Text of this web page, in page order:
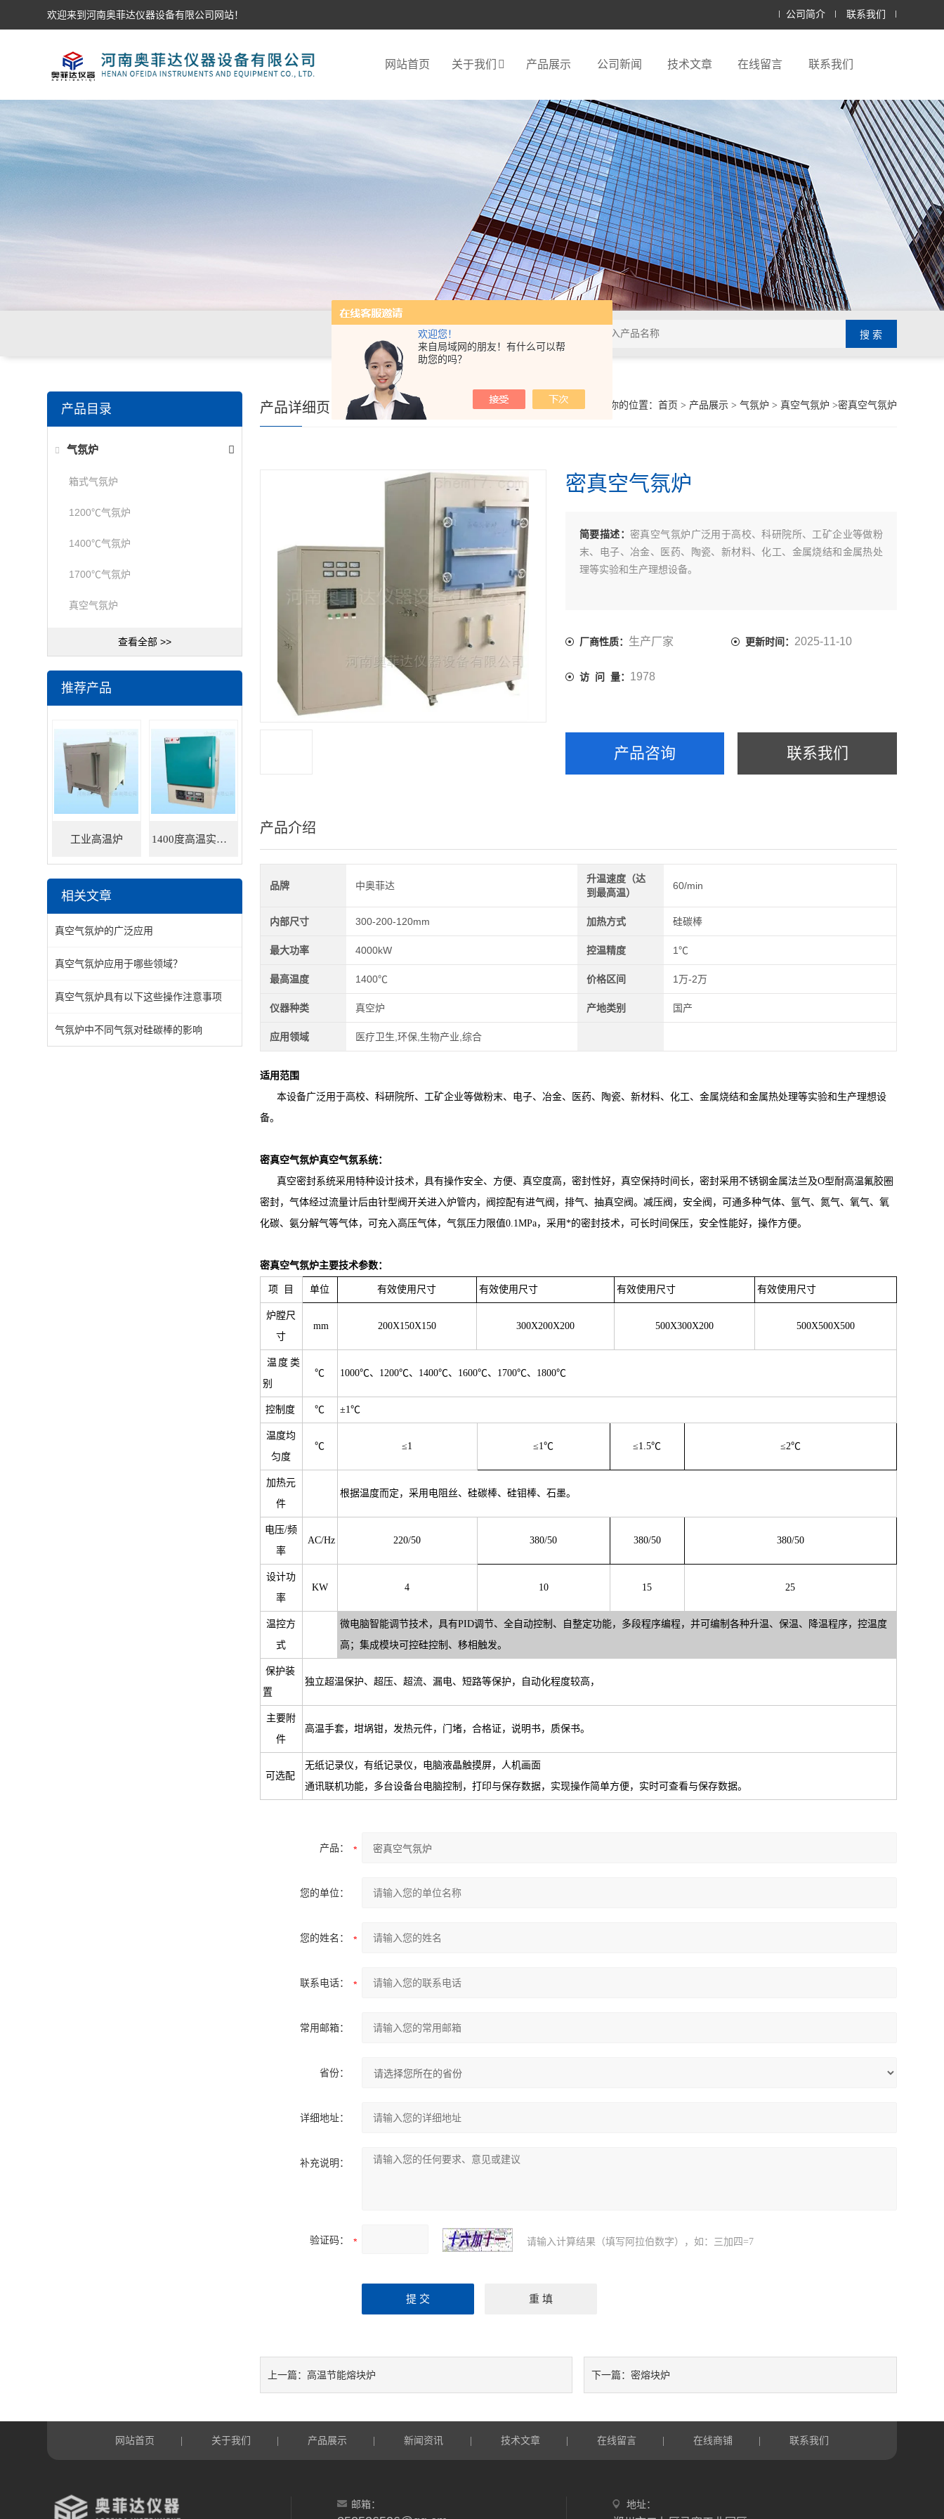
欢迎您！
来自局域网的朋友！有什么可以帮
助您的吗？
欢迎来到河南奥菲达仪器设备有限公司网站！ 公司简介 联系我们
网站首页 关于我们 产品展示 公司新闻 技术文章 在线留言 联系我们
你的位置： 首页 > 产品展示> 气氛炉 > 真空气氛炉 >密真空气氛炉
产品详细页
密真空气氛炉
简要描述： 密真空气氛炉广泛用于高校、科研院所、工矿企业等做粉
末、电子、冶金、医药、陶瓷、新材料、化工、金属烧结和金属热处
理等实验和生产理想设备。
厂商性质： 生产厂家 更新时间： 2025-11-10
访 问 量： 1978
产品咨询 联系我们
产品介绍
品牌 中奥菲达
升温速度（达
到最高温）
60/min
内部尺寸 300-200-120mm 加热方式 硅碳棒
最大功率 4000kW 控温精度 1℃
最高温度 1400℃ 价格区间 1万-2万
仪器种类 真空炉 产地类别 国产
应用领域 医疗卫生,环保,生物产业,综合
适用范围
本设备广泛用于高校、科研院所、工矿企业等做粉末、电子、冶金、医药、陶瓷、新材料、化工、金属烧结和金属热处理等实验和生产理想设
备。
密真空气氛炉真空气氛系统：
真空密封系统采用特种设计技术，具有操作安全、方便、真空度高，密封性好，真空保持时间长，密封采用不锈钢金属法兰及O型耐高温氟胶圈
密封，气体经过流量计后由针型阀开关进入炉管内，阀控配有进气阀，排气、抽真空阀。减压阀，安全阀，可通多种气体、氩气、氮气、氧气、氧
化碳、氨分解气等气体，可充入高压气体，气氛压力限值0.1MPa，采用*的密封技术，可长时间保压，安全性能好，操作方便。
密真空气氛炉主要技术参数：
项 目 单位 有效使用尺寸 有效使用尺寸 有效使用尺寸 有效使用尺寸
炉膛尺
寸
mm 200X150X150 300X200X200 500X300X200 500X500X500
温度类
别
℃ 1000℃、1200℃、1400℃、1600℃、1700℃、1800℃
控制度 ℃ ±1℃
温度均
匀度
℃ ≤1 ≤1℃ ≤1.5℃ ≤2℃
加热元
件
根据温度而定，采用电阻丝、硅碳棒、硅钼棒、石墨。
电压/频
率
AC/Hz 220/50 380/50 380/50 380/50
设计功
率
KW 4 10 15 25
温控方
式
微电脑智能调节技术，具有PID调节、全自动控制、自整定功能，多段程序编程，并可编制各种升温、保温、降温程序，控温度
高；集成模块可控硅控制、移相触发。
保护装
置
独立超温保护、超压、超流、漏电、短路等保护，自动化程度较高，
主要附
件
高温手套，坩埚钳，发热元件，门堵，合格证，说明书，质保书。
可选配
无纸记录仪，有纸记录仪，电脑液晶触摸屏，人机画面
通讯联机功能，多台设备台电脑控制，打印与保存数据，实现操作简单方便，实时可查看与保存数据。
产品：
您的单位：
您的姓名：
联系电话：
常用邮箱：
省份：
详细地址：
补充说明：
验证码： 请输入计算结果（填写阿拉伯数字），如：三加四=7
上一篇： 高温节能熔块炉 下一篇：密熔块炉
产品目录
气氛炉
箱式气氛炉
1200℃气氛炉
1400℃气氛炉
1700℃气氛炉
真空气氛炉
查看全部 >>
推荐产品
工业高温炉 1400度高温实验炉
相关文章
真空气氛炉的广泛应用
真空气氛炉应用于哪些领域？
真空气氛炉具有以下这些操作注意事项
气氛炉中不同气氛对硅碳棒的影响
网站首页 关于我们 产品展示 新闻资讯 技术文章 在线留言 在线商铺 联系我们
邮箱： 地址：